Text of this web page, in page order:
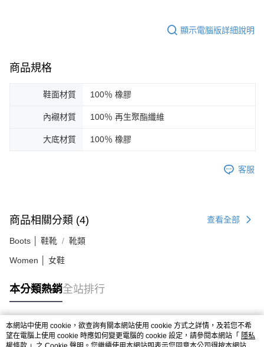
顯示電腦版詳細說明
商品規格
鞋面材質 100％ 橡膠
內襯材質 100％ 再生聚酯纖維
大底材質 100％ 橡膠
客服
商品相關分類 (4) 查看全部
Boots │ 鞋靴 靴類
Women │ 女鞋
本分類熱銷全站排行
熱門標籤
本網站中使用 cookie，欲查詢有關本網站使用 cookie 方式之詳情，及若您不希
望在電腦上使用 cookie 時應如何變更電腦的 cookie 設定，請參閱本網站「 隱私